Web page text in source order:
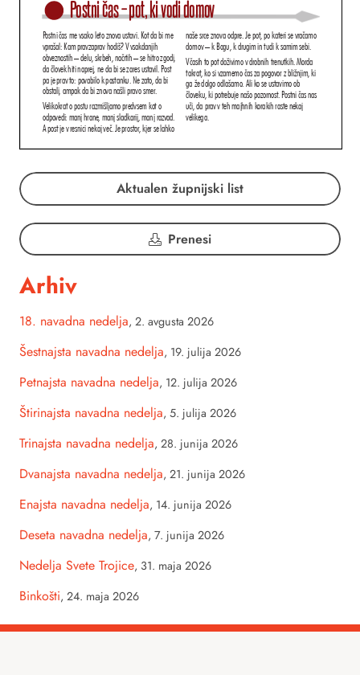
Aktualen župnijski list
Prenesi
Arhiv
18. navadna nedelja, 2. avgusta 2026
Šestnajsta navadna nedelja, 19. julija 2026
Petnajsta navadna nedelja, 12. julija 2026
Štirinajsta navadna nedelja, 5. julija 2026
Trinajsta navadna nedelja, 28. junija 2026
Dvanajsta navadna nedelja, 21. junija 2026
Enajsta navadna nedelja, 14. junija 2026
Deseta navadna nedelja, 7. junija 2026
Nedelja Svete Trojice, 31. maja 2026
Binkošti, 24. maja 2026